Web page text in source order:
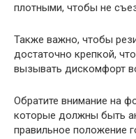
плотными, чтобы не
Также важно, чтобы
достаточно крепкой,
вызывать дискомфорт
Обратите внимание на
которые должны быть
правильное положение